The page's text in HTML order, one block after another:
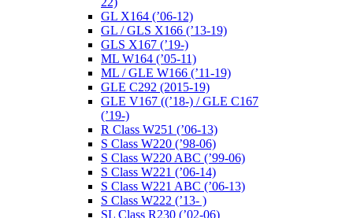
GL X164 (’06-12)
GL / GLS X166 (’13-19)
GLS X167 (’19-)
ML W164 (’05-11)
ML / GLE W166 (’11-19)
GLE C292 (2015-19)
GLE V167 ((’18-) / GLE C167
(’19-)
R Class W251 (’06-13)
S Class W220 (’98-06)
S Class W220 ABC (’99-06)
S Class W221 (’06-14)
S Class W221 ABC (’06-13)
S Class W222 (’13- )
SL Class R230 (’02-06)